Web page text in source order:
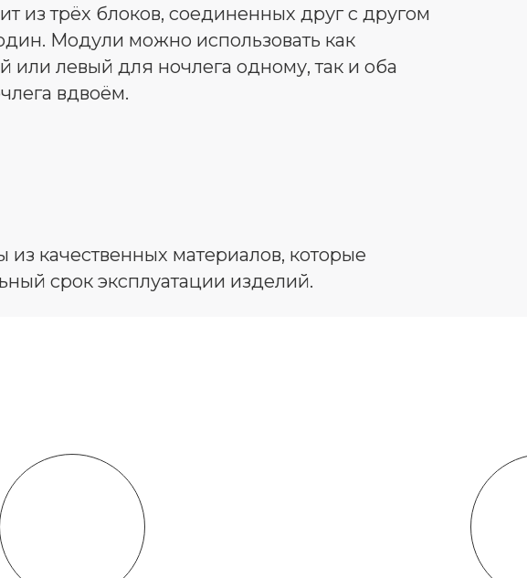
из трёх блоков, соединенных друг с другом
Модули можно использовать как
или левый для ночлега одному, так и оба
вдвоём.
качественных материалов, которые
срок эксплуатации изделий.